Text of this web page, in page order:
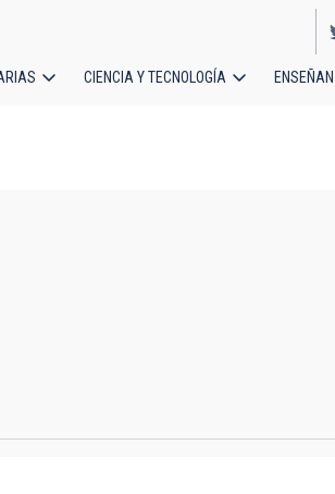
CIENCIA Y TECNOLOGÍA